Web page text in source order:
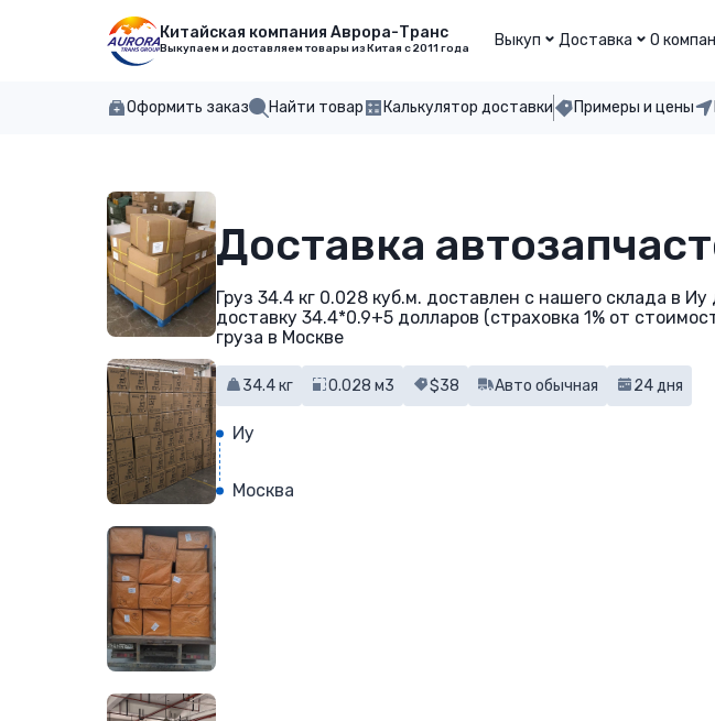
Китайская компания Аврора-Транс
Выкупаем и доставляем товары из Китая с 2011 года Выкуп Доставка О
Оформить заказ Найти товар Калькулятор доставки Примеры и цены
Доставка
Груз 34.4 кг 0.028 куб.м. доставлен с нашего склада в
доставку 34.4*0.9+5 долларов (страховка 1% от
груза в Москве
34.4 кг 0.028 м3 $38 Авто обычная 24 дня
Иу
Москва